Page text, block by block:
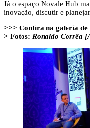
Já o espaço Novale Hub
inovação, discutir e
>>> Confira na galeria de
> Fotos: Ronaldo Corrêa